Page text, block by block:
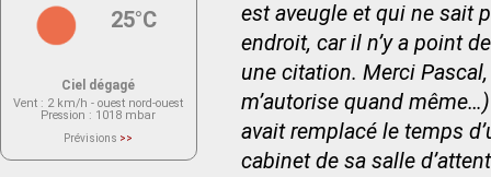
est aveugle et qui ne sait
endroit, car il n’y a point
une citation. Merci
m’autorise quand
avait remplacé le temps
cabinet de sa salle
25°C
Ciel dégagé
Vent : 2 km/h - ouest nord-ouest
Pression : 1018 mbar
Prévisions >>
actuellement aucune prévision